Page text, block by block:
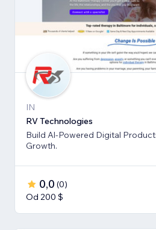
IN
RV Technologies
Build Al-Powered Digital
Growth.
0,0 (0)
Od 200 $